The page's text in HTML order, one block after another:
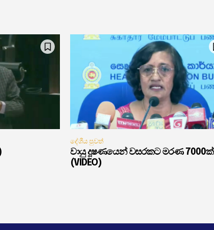
දේශීය පුවත්
වායු දූෂණයෙන් වසරකට මරණ 7000ක්
(VIDEO)